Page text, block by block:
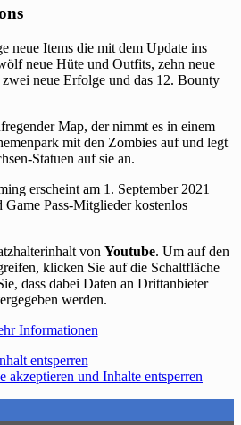
neue Items die mit dem Update ins
neue Hüte und Outfits, zehn neue
zwei neue Erfolge und das 12. Bounty
Map, der nimmt es in einem
mit den Zombies auf und legt
Statuen auf sie an.
erscheint am 1. September 2021
Pass-Mitglieder kostenlos
von Youtube. Um auf den
klicken Sie auf die Schaltfläche
dass dabei Daten an Drittanbieter
werden.
Informationen
entsperren
akzeptieren und Inhalte entsperren